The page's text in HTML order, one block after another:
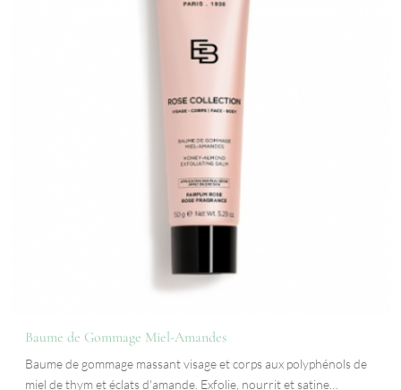
Baume de Gommage Miel-Amandes
Baume de gommage massant visage et corps aux polyphénols de
miel de thym et éclats d'amande. Exfolie, nourrit et satine…